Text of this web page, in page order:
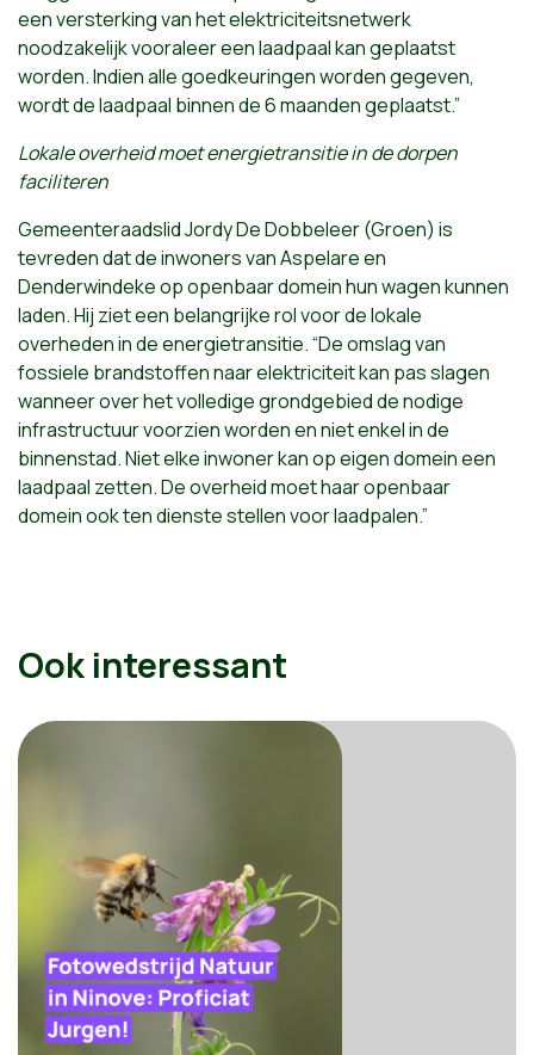
een versterking van het elektriciteitsnetwerk
noodzakelijk vooraleer een laadpaal kan geplaatst
worden. Indien alle goedkeuringen worden gegeven,
wordt de laadpaal binnen de 6 maanden geplaatst.”
Lokale overheid moet energietransitie in de dorpen
faciliteren
Gemeenteraadslid Jordy De Dobbeleer (Groen) is
tevreden dat de inwoners van Aspelare en
Denderwindeke op openbaar domein hun wagen kunnen
laden. Hij ziet een belangrijke rol voor de lokale
overheden in de energietransitie. “De omslag van
fossiele brandstoffen naar elektriciteit kan pas slagen
wanneer over het volledige grondgebied de nodige
infrastructuur voorzien worden en niet enkel in de
binnenstad. Niet elke inwoner kan op eigen domein een
laadpaal zetten. De overheid moet haar openbaar
domein ook ten dienste stellen voor laadpalen.”
Ook interessant